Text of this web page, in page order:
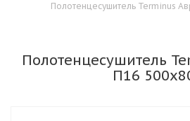
Полотенцесушитель Terminus
Полотенцесушитель
П16